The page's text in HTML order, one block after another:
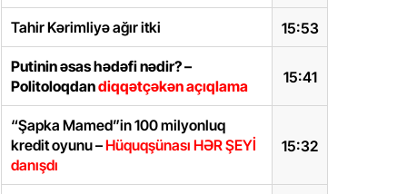
15:53
Tahir Kərimliyə ağır itki
15:41
Putinin əsas hədəfi nədir? –
Politoloqdandiqqətçəkən açıqlama
15:32
“Şapka Mamed”in 100 milyonluq
kredit oyunu –Hüquqşünası HƏR ŞEYİ
danışdı